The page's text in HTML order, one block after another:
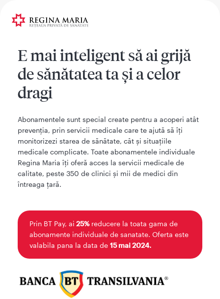
E mai inteligent să ai grijă
de sănătatea ta și a celor
dragi
Abonamentele sunt special create pentru a acoperi atât
prevenția, prin servicii medicale care te ajută să îți
monitorizezi starea de sănătate, cât și situațiile
medicale complicate. Toate abonamentele individuale
Regina Maria îți oferă acces la servicii medicale de
calitate, peste 350 de clinici și mii de medici din
întreaga țară.
Prin BT Pay, ai 25%reducere la toata gama de
abonamente individuale de sanatate. Oferta este
valabila pana la data de 15 mai 2024.